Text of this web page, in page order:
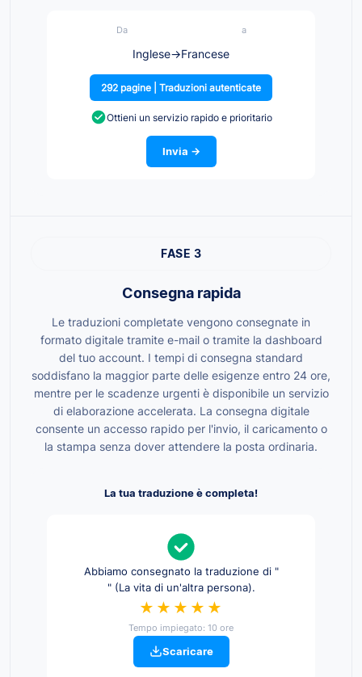
Da a
Inglese→Francese
292 pagine | Traduzioni autenticate
Ottieni un servizio rapido e prioritario
Invia →
FASE 3
Consegna rapida
Le traduzioni completate vengono consegnate in
formato digitale tramite e-mail o tramite la dashboard
del tuo account. I tempi di consegna standard
soddisfano la maggior parte delle esigenze entro 24 ore,
mentre per le scadenze urgenti è disponibile un servizio
di elaborazione accelerata. La consegna digitale
consente un accesso rapido per l'invio, il caricamento o
la stampa senza dover attendere la posta ordinaria.
La tua traduzione è completa!
Abbiamo consegnato la traduzione di "
" (La vita di un'altra persona).
★★★★★
Tempo impiegato: 10 ore
Scaricare